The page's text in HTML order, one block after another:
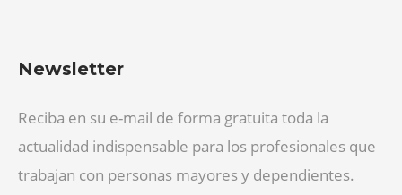
Newsletter
Reciba en su e-mail de forma gratuita toda la
actualidad indispensable para los profesionales que
trabajan con personas mayores y dependientes.